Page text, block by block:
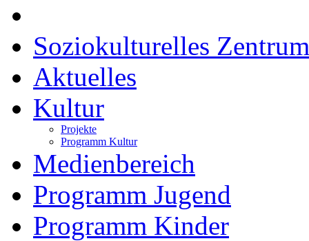
Soziokulturelles
Aktuelles
Kultur
Projekte
Programm Kultur
Medienbereich
Programm Jugend
Programm Kinder